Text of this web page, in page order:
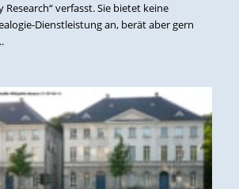
Research“ verfasst. Sie bietet keine
Dienstleistung an, berät aber gern